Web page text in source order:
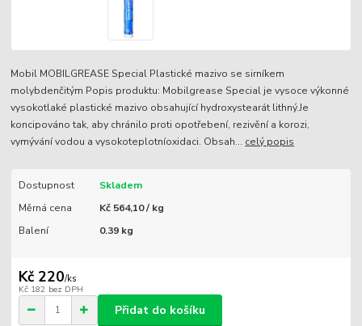
Mobil MOBILGREASE Special Plastické mazivo se sirníkem
molybdenčitým Popis produktu: Mobilgrease Special je vysoce výkonné
vysokotlaké plastické mazivo obsahující hydroxystearát lithný.Je
koncipováno tak, aby chránilo proti opotřebení, rezivění a korozi,
vymývání vodou a vysokoteplotníoxidaci. Obsah... celý popis
Dostupnost
Skladem
Měrná cena
Kč 564,10 / kg
Balení
0.39 kg
Kč 220/ks
Kč 182 bez DPH
Přidat do košíku